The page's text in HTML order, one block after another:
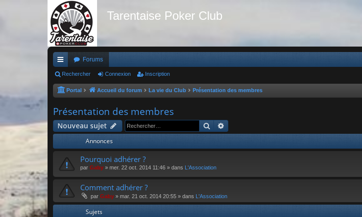
Tarentaise Poker Club
ac
co
ci
s
Forums
Rechercher Connexion Inscription
Portal Accueil du forum La vie du Club Présentation des membres
Présentation des membres
Nouveau sujet Rechercher
Annonces
Pourquoi adhérer ?
par Gaby » mer. 22 oct. 2014 11:46 » dans L'Association
Comment adhérer ?
par Gaby » mar. 21 oct. 2014 20:55 » dans L'Association
Sujets